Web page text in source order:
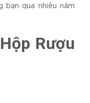
bạn qua nhiều năm
Rượu